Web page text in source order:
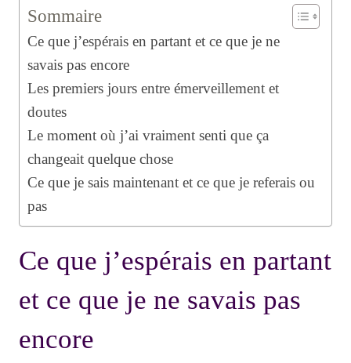
Sommaire
Ce que j’espérais en partant et ce que je ne
savais pas encore
Les premiers jours entre émerveillement et
doutes
Le moment où j’ai vraiment senti que ça
changeait quelque chose
Ce que je sais maintenant et ce que je referais ou
pas
Ce que j’espérais en partant
et ce que je ne savais pas
encore